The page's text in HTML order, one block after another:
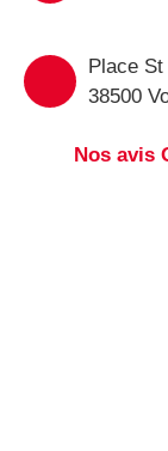
Place
38500
Nos avis